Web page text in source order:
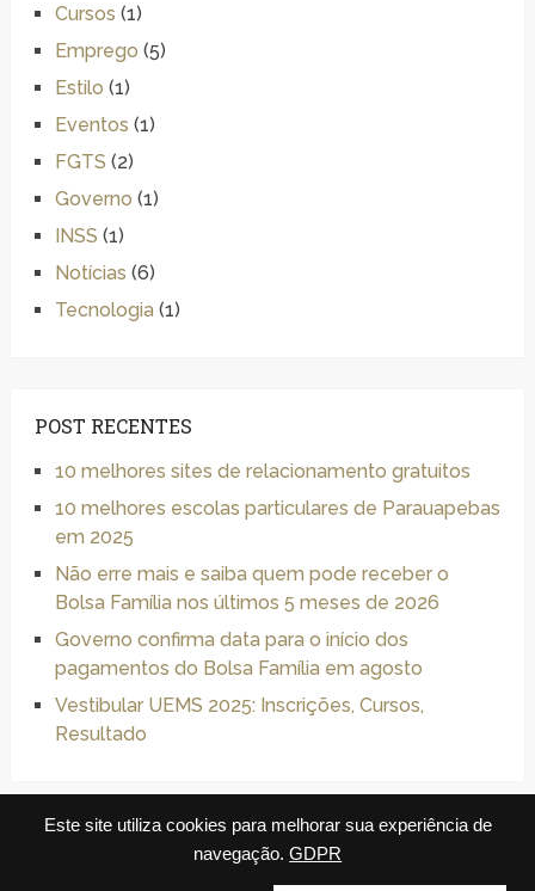
Este site utiliza cookies para melhorar sua experiência de
navegação. GDPR
Cursos (1)
Emprego (5)
Estilo (1)
Eventos (1)
FGTS (2)
Governo (1)
INSS (1)
Notícias (6)
Tecnologia(1)
POST RECENTES
10 melhores sites de relacionamento gratuitos
10 melhores escolas particulares de Parauapebas
em 2025
Não erre mais e saiba quem pode receber o
Bolsa Família nos últimos 5 meses de 2026
Governo confirma data para o início dos
pagamentos do Bolsa Família em agosto
Vestibular UEMS 2025: Inscrições, Cursos,
Resultado